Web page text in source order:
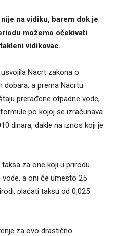
na vidiku, barem dok je
možemo očekivati
vidikovac.
Nacrt zakona o
dobara, a prema Nacrtu
prerađene otpadne vode,
po kojoj se izračunava
dinara, dakle na iznos koji je
za one koji u prirodu
a oni će umesto 25
plaćati taksu od 0,025
za ovo drastično